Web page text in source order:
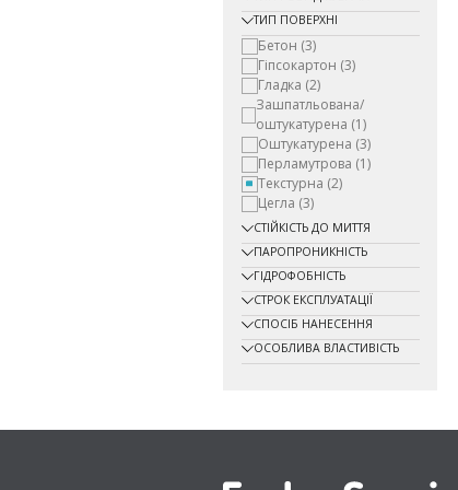
ТИП ПОВЕРХНІ
Бетон (3)
Гіпсокартон (3)
Гладка (2)
Зашпатльована/
оштукатурена (1)
Оштукатурена (3)
Перламутрова (1)
Текстурна (2)
Цегла (3)
СТІЙКІСТЬ ДО МИТТЯ
ПАРОПРОНИКНІСТЬ
ГІДРОФОБНІСТЬ
СТРОК ЕКСПЛУАТАЦІЇ
СПОСІБ НАНЕСЕННЯ
ОСОБЛИВА ВЛАСТИВІСТЬ